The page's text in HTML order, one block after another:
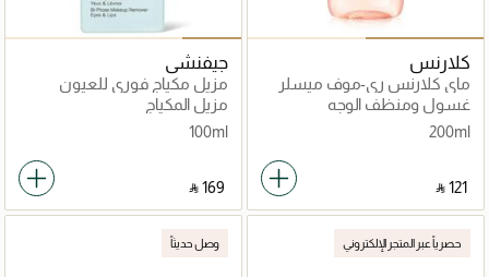
كلارنس
ماي كلارنس ري-موف ميسلر
كلنزينغ واتر
غسول ومنظف الوجه
200ml
‎ ⃁ ⁦121⁩ ‎
جيفنشي
مزيل مكياج فوري للعيون
والشفاه سكين ريسورس
100مل
مزيل المكياج
100ml
‎ ⃁ ⁦169⁩ ‎
حصرياً عبر المتجر الإلكتروني وصل حديثاً